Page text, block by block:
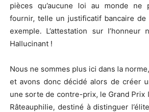
pièces qu’aucune loi au monde ne
fournir, telle un justificatif bancaire de
exemple. L’attestation sur l’honneur
Hallucinant !
Nous ne sommes plus ici dans la
et avons donc décidé alors de créer
une sorte de contre-prix, le Grand Prix
Râteauphilie, destiné à distinguer